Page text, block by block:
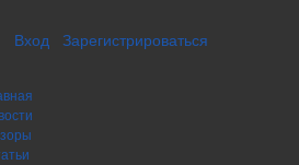
Вход Зарегистрироваться